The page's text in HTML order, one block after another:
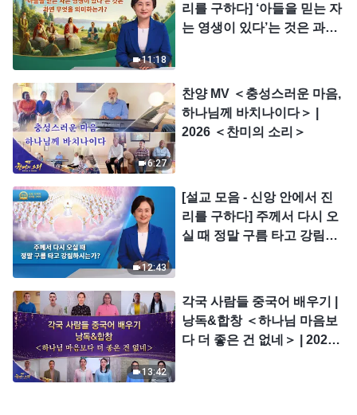
11:18
리를 구하다] ‘아들을 믿는 자
는 영생이 있다’는 것은 과연
6:27
찬양 MV ＜충성스러운 마음,
하나님께 바치나이다＞ |
2026 ＜찬미의 소리＞
12:43
[설교 모음 - 신앙 안에서 진
리를 구하다] 주께서 다시 오
실 때 정말 구름 타고 강림하
13:42
각국 사람들 중국어 배우기 |
낭독&합창 ＜하나님 마음보
다 더 좋은 건 없네＞ | 2026